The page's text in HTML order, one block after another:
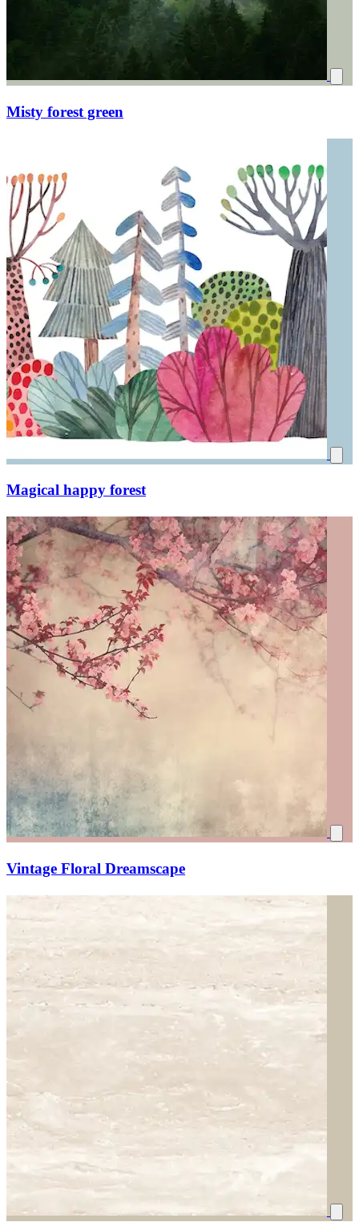
Misty forest green
Magical happy forest
Vintage Floral Dreamscape